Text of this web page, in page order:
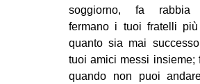
soggiorno, fa rabbia
fermano i tuoi fratelli
quanto sia mai
tuoi amici messi insieme;
quando non puoi